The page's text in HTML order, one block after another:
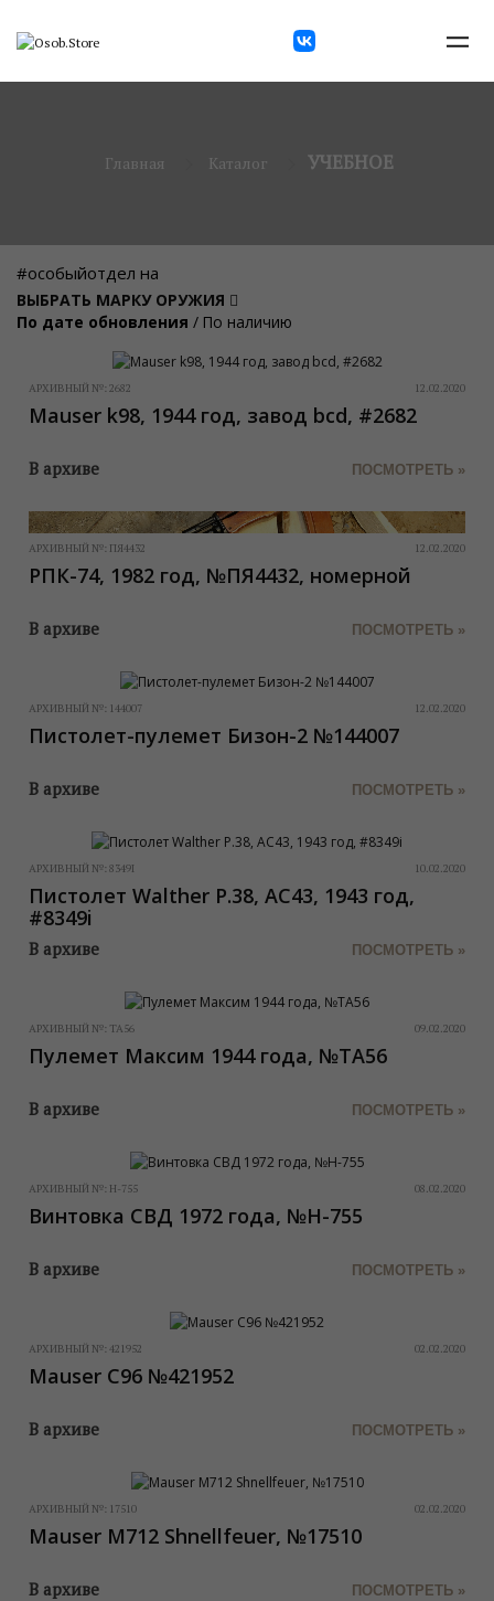
Главная Каталог УЧЕБНОЕ
#особыйотдел на
ВЫБРАТЬ МАРКУ ОРУЖИЯ
По дате обновления / По наличию
АРХИВНЫЙ №: 2682 12.02.2020
Mauser k98, 1944 год, завод bcd, #2682
В архиве ПОСМОТРЕТЬ »
АРХИВНЫЙ №: ПЯ4432 12.02.2020
РПК-74, 1982 год, №ПЯ4432, номерной
В архиве ПОСМОТРЕТЬ »
АРХИВНЫЙ №: 144007 12.02.2020
Пистолет-пулемет Бизон-2 №144007
В архиве ПОСМОТРЕТЬ »
АРХИВНЫЙ №: 8349I 10.02.2020
Пистолет Walther P.38, AC43, 1943 год,
#8349i
В архиве ПОСМОТРЕТЬ »
АРХИВНЫЙ №: ТА56 09.02.2020
Пулемет Максим 1944 года, №ТА56
В архиве ПОСМОТРЕТЬ »
АРХИВНЫЙ №: Н-755 08.02.2020
Винтовка СВД 1972 года, №Н-755
В архиве ПОСМОТРЕТЬ »
АРХИВНЫЙ №: 421952 02.02.2020
Mauser C96 №421952
В архиве ПОСМОТРЕТЬ »
АРХИВНЫЙ №: 17510 02.02.2020
Mauser M712 Shnellfeuer, №17510
В архиве ПОСМОТРЕТЬ »